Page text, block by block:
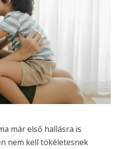
már első hallásra is
nem kell tökéletesnek